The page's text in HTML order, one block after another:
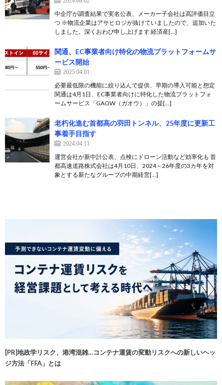
中企庁が調査結果で実名公表、メーカー子会社は高評価目立
つ ※物流企業はアサヒロジが抜けていましたので、追加いた
しました。深くおわび申し上げます 経済産[…]
関通、EC事業者向け特化の物流プラットフォームサ
ービス開始
2025.04.01
必要最低限の機能に絞り込んで提供、早期の導入可能と想定
関通は4月1日、EC事業者向けに特化した物流プラットフォ
ームサービス「GAOW（ガオウ）」の提[…]
老朽化進む首都高の羽田トンネル、25年度に更新工
事着手目指す
2024.04.11
運営会社が新中計公表、点検にドローン活動など効率化も 首
都高速道路株式会社は4月10日、2024～26年度の3カ年を対
象とする新たなグループの中期経営[…]
[PR]地政学リスク、港湾混雑…コンテナ運賃の変動リスクへの新しいヘッ
ジ方法「FFA」とは